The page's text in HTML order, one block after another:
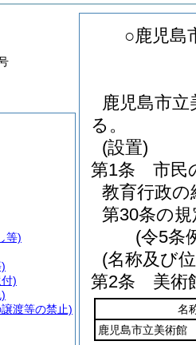
○鹿児島
鹿児島市
る。
(設置)
第1条
市民
教育行政
第30条の
(令5条
(名称及び
第2条
美術
名
鹿児島市立美術館
等)
)
渡等の禁止)